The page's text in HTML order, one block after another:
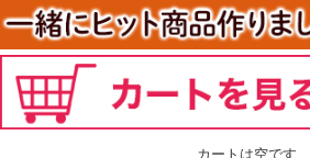
カートは空です